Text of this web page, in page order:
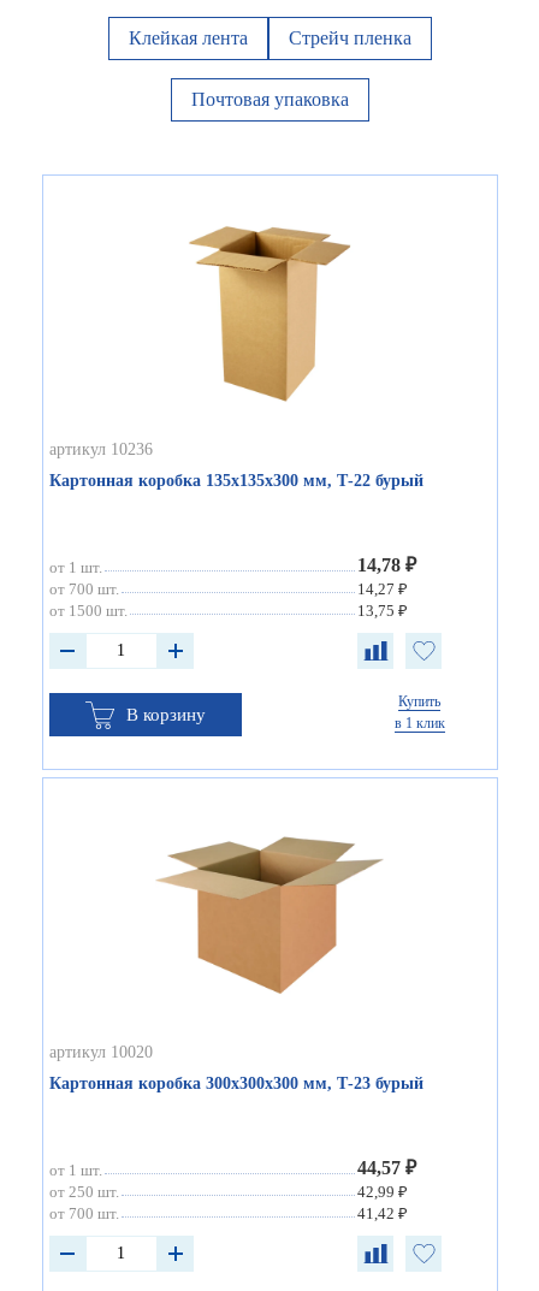
Клейкая лента Стрейч пленка
Почтовая упаковка
артикул 10236
Картонная коробка 135х135х300 мм, Т-22 бурый
от 1 шт. 14,78 ₽
от 700 шт.
14,27 ₽
от 1500 шт.
13,75 ₽
В корзину
Купить
в 1 клик
артикул 10020
Картонная коробка 300х300х300 мм, Т-23 бурый
от 1 шт. 44,57 ₽
от 250 шт.
42,99 ₽
от 700 шт.
41,42 ₽